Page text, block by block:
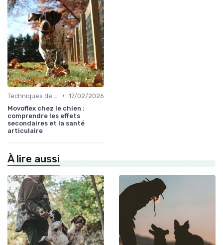
• 17/02/2026
Movoflex chez le chien :
comprendre les effets
secondaires et la santé
articulaire
À lire aussi